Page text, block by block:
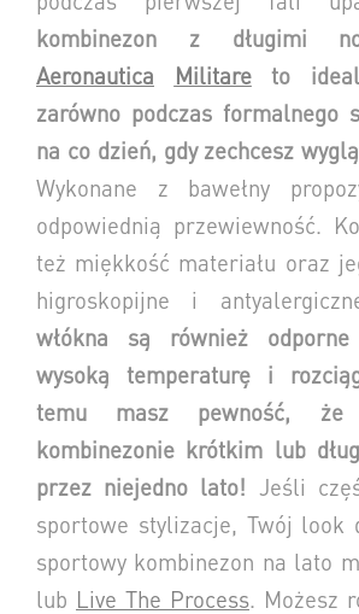
kombinezon z długimi
Aeronautica
Militareto
zarówno podczas formalnego
na co dzień, gdy zechcesz
Wykonane z bawełny
odpowiednią przewiewność.
też miękkość materiału oraz
higroskopijne i
włókna są również
wysoką temperaturę i
temu masz pewność,
kombinezonie krótkim lub
przez niejedno lato! Jeśli
sportowe stylizacje, Twój look
sportowy kombinezon na lato
lub Live The Process. Możesz